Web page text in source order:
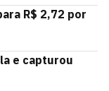
R$ 2,72 por
e capturou